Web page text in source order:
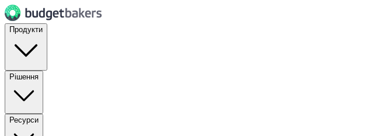
Продукти
Рішення
Ресурси